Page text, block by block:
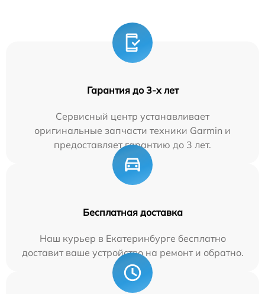
Гарантия до 3-х лет
Сервисный центр устанавливает
оригинальные запчасти техники Garmin и
предоставляет гарантию до 3 лет.
Бесплатная доставка
Наш курьер в Екатеринбурге бесплатно
доставит ваше устройство на ремонт и обратно.